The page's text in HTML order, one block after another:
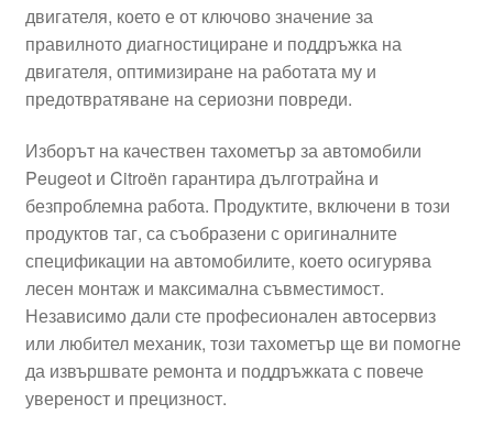
Политика за поверителност
Правила и условия
Разгледайте
Транспорт
двигателя, което е от ключово значение за
правилното диагностициране и поддръжка на
двигателя, оптимизиране на работата му и
предотвратяване на сериозни повреди.
Изборът на качествен тахометър за автомобили
Peugeot и Citroën гарантира дълготрайна и
безпроблемна работа. Продуктите, включени в този
продуктов таг, са съобразени с оригиналните
спецификации на автомобилите, което осигурява
лесен монтаж и максимална съвместимост.
Независимо дали сте професионален автосервиз
или любител механик, този тахометър ще ви помогне
да извършвате ремонта и поддръжката с повече
увереност и прецизност.